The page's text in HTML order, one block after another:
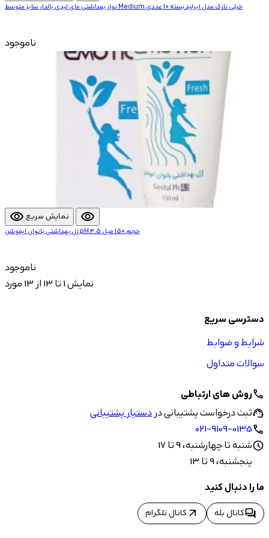
نوار بهداشتی مای لیدی بالدار سایز متوسط Medium خیلی نازک مدل ایرلید بسته 10 عددی
ناموجود
visibility نمایش سریع visibility
ژل بهداشتی بانوان ایموشن pH 4.5 حجم 150 میل
ناموجود
نمایش 1 تا 13 از 13 مورد
دسترسی سریع
شرایط و ضوابط
سوالات متداول
callروش های ارتباطی
support_agentثبت درخواست پشتیبانی دردستیار پشتیبانی
call
021-9109-0135
scheduleشنبه تا چهارشنبه، 9 تا 17
پنجشنبه، 9 تا 13
ما را دنبال کنید
forumکانال بله arrow_outward کانال تلگرام